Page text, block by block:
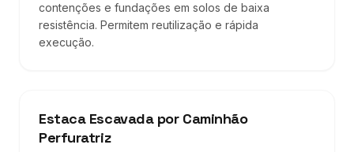
contenções e fundações em solos de baixa
resistência. Permitem reutilização e rápida
execução.
Estaca Escavada por Caminhão
Perfuratriz